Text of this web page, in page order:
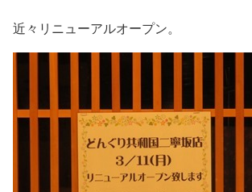
近々リニューアルオープン。